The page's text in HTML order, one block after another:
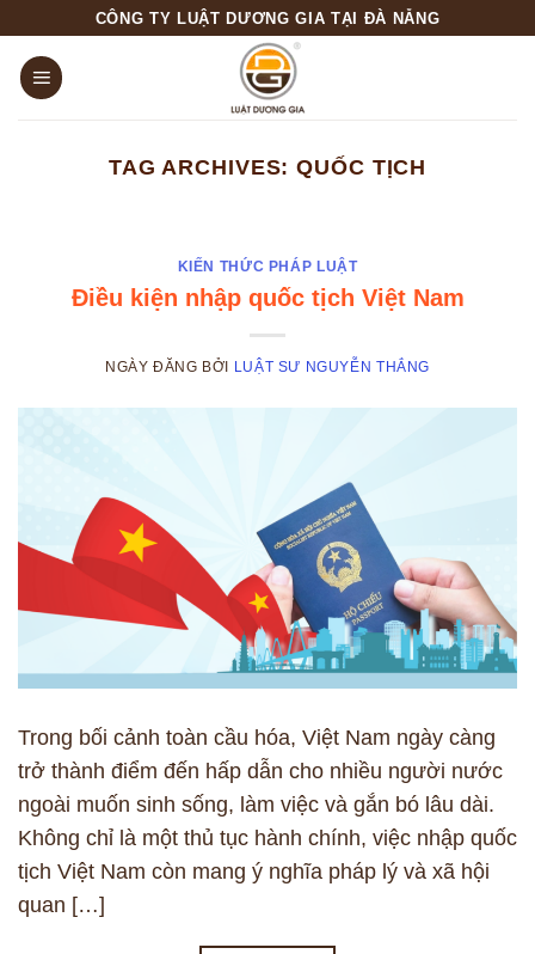
content
CÔNG TY LUẬT DƯƠNG GIA TẠI ĐÀ NẴNG
TAG ARCHIVES:QUỐC TỊCH
KIẾN THỨC PHÁP LUẬT
Điều kiện nhập quốc tịch Việt Nam
NGÀY ĐĂNG BỞI LUẬT SƯ NGUYỄN THẮNG
Trong bối cảnh toàn cầu hóa, Việt Nam ngày càng
trở thành điểm đến hấp dẫn cho nhiều người nước
ngoài muốn sinh sống, làm việc và gắn bó lâu dài.
Không chỉ là một thủ tục hành chính, việc nhập quốc
tịch Việt Nam còn mang ý nghĩa pháp lý và xã hội
quan […]